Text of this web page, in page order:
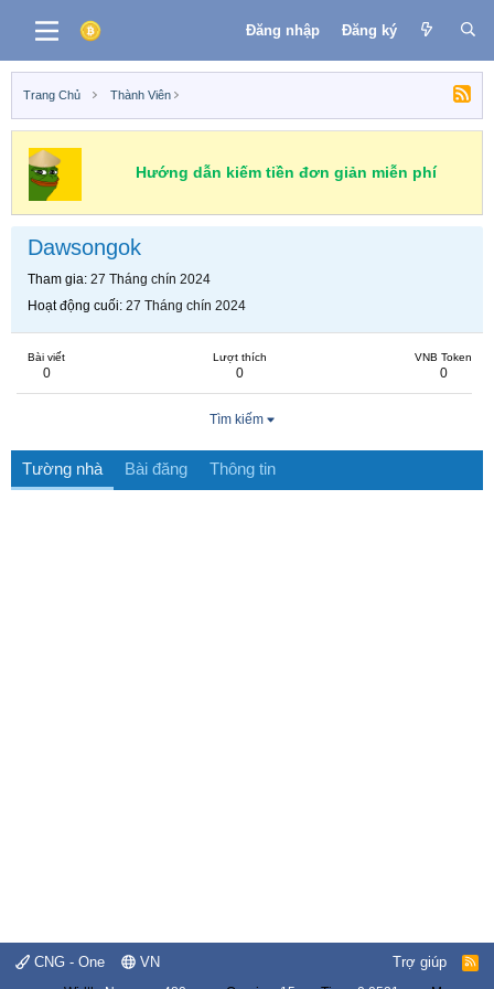
Đăng nhập Đăng ký
Trang Chủ Thành Viên
Hướng dẫn kiếm tiền đơn giản miễn phí
Dawsongok
Tham gia 27 Tháng chín 2024
Hoạt động cuối 27 Tháng chín 2024
Bài viết
0
Lượt thích
0
VNB Token
0
Tìm kiếm
Tường nhà Bài đăng Thông tin
CNG - One VN Trợ giúp
R